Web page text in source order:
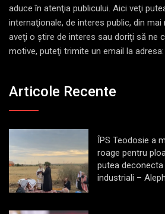
aduce în atenţia publicului. Aici veţi
internaţionale, de interes public, din
aveţi o ştire de interes sau doriţi să ne
motive, puteţi trimite un email la
Articole Recente
ÎPS Teodosie a
roage pentru
putea
industriali –